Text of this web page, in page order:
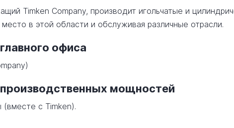
Timken Company, производит игольчатые и
в этой области и обслуживая различные отрасли.
офиса
мощностей
с Timken).